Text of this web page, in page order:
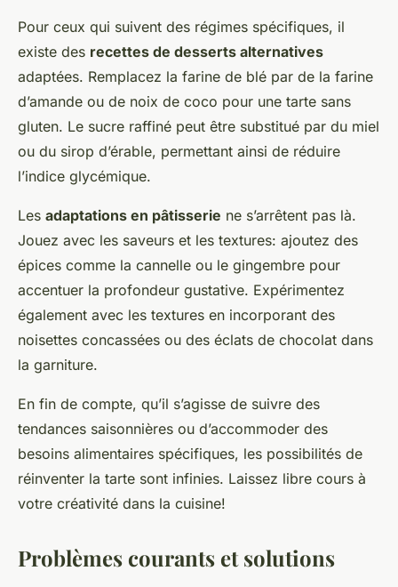
Pour ceux qui suivent des régimes spécifiques, il
existe des recettes de desserts alternatives
adaptées. Remplacez la farine de blé par de la farine
d’amande ou de noix de coco pour une tarte sans
gluten. Le sucre raffiné peut être substitué par du miel
ou du sirop d’érable, permettant ainsi de réduire
l’indice glycémique.
Les adaptations en pâtisserie ne s’arrêtent pas là.
Jouez avec les saveurs et les textures: ajoutez des
épices comme la cannelle ou le gingembre pour
accentuer la profondeur gustative. Expérimentez
également avec les textures en incorporant des
noisettes concassées ou des éclats de chocolat dans
la garniture.
En fin de compte, qu’il s’agisse de suivre des
tendances saisonnières ou d’accommoder des
besoins alimentaires spécifiques, les possibilités de
réinventer la tarte sont infinies. Laissez libre cours à
votre créativité dans la cuisine!
Problèmes courants et solutions